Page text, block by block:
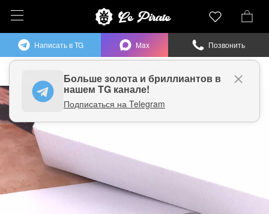
Написать в TG Max Позвонить
Большезолота и бриллиантов в
нашем TG канале!
Подписаться на Telegram